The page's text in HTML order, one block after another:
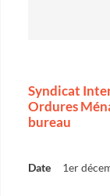
Syndicat
Ordures
bureau
Date 1er